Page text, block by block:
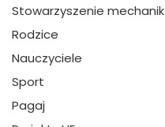
Stowarzyszenie mechanik
Rodzice
Nauczyciele
Sport
Pagaj